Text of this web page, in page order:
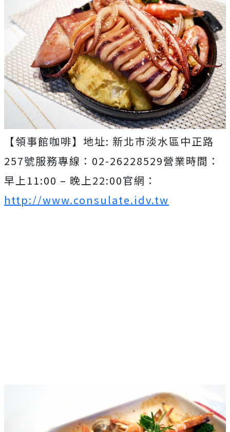
【領事館咖啡】地址: 新北市淡水區中正路
257號服務專線：02-26228529營業時間：
早上11:00 – 晚上22:00官網：
http://www.consulate.idv.tw